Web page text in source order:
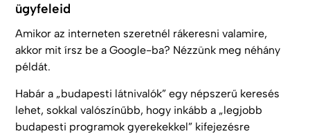
ügyfeleid
Amikor az interneten szeretnél rákeresni valamire,
akkor mit írsz be a Google-ba? Nézzünk meg néhány
példát.
Habár a „budapesti látnivalók” egy népszerű keresés
lehet, sokkal valószínűbb, hogy inkább a „legjobb
budapesti programok gyerekekkel” kifejezésre